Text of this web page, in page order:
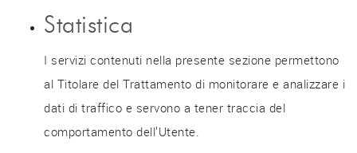
Statistica
I servizi contenuti nella presente sezione permettono
al Titolare del Trattamento di monitorare e analizzare i
dati di traffico e servono a tener traccia del
comportamento dell’Utente.